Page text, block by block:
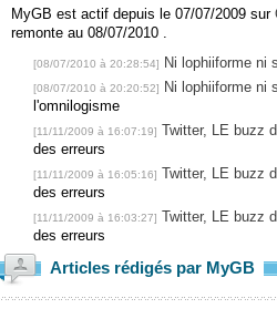
MyGB est actif depuis le 07/07/2009 sur
remonte au 08/07/2010 .
[08/07/2010 à 20:28:54] Ni lophiiforme ni
[08/07/2010 à 20:20:52] Ni lophiiforme ni
l'omnilogisme
[11/11/2009 à 16:07:19] Twitter, LE buzz
des erreurs
[11/11/2009 à 16:05:16] Twitter, LE buzz
des erreurs
[11/11/2009 à 16:03:27] Twitter, LE buzz
des erreurs
Articles rédigés par MyGB